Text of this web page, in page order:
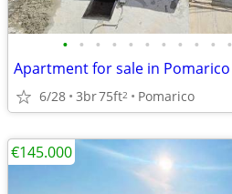
• • • • • • • • • • •
Apartment for sale in Pomarico
6/28 3br75ft2 Pomarico
€145.000